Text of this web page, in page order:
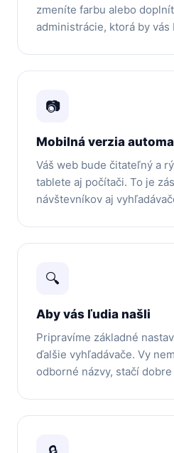
zmeníte farbu alebo
administrácie, ktorá by vás
📷
Mobilná verzia
Váš web bude čitateľný a
tablete aj počítači. To je
návštevníkov aj
🔍
Aby vás ľudia našli
Pripravíme základné
ďalšie vyhľadávače. Vy
odborné názvy, stačí